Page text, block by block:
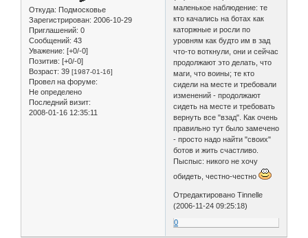
Откуда: Подмосковье
Зарегистрирован: 2006-10-29
Приглашений: 0
Сообщений: 43
Уважение: [+0/-0]
Позитив: [+0/-0]
Возраст: 39 [1987-01-16]
Провел на форуме:
Не определено
Последний визит:
2008-01-16 12:35:11
маленькое наблюдение: те
кто качались на ботах как
каторжные и росли по
уровням как будто им в зад
что-то воткнули, они и сейчас
продолжают это делать, что
маги, что воины; те кто
сидели на месте и требовали
изменений - продолжают
сидеть на месте и требовать
вернуть все "взад". Как очень
правильно тут было замечено
- просто надо найти "своих"
ботов и жить счастливо.
Пыспыс: никого не хочу
обидеть, честно-честно
Отредактировано Tinnelle
(2006-11-24 09:25:18)
0